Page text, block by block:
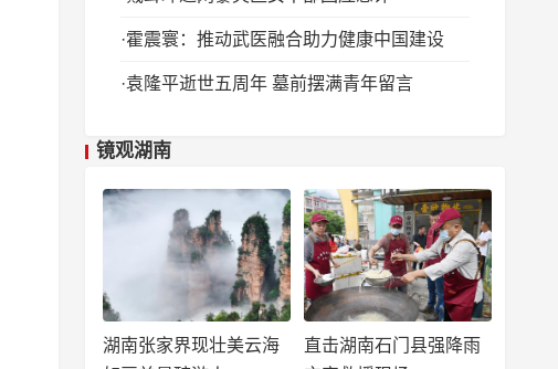
霍震寰：推动武医融合助力健康中国建设
袁隆平逝世五周年 墓前摆满青年留言
镜观湖南
湖南张家界现壮美云海
直击湖南石门县强降雨